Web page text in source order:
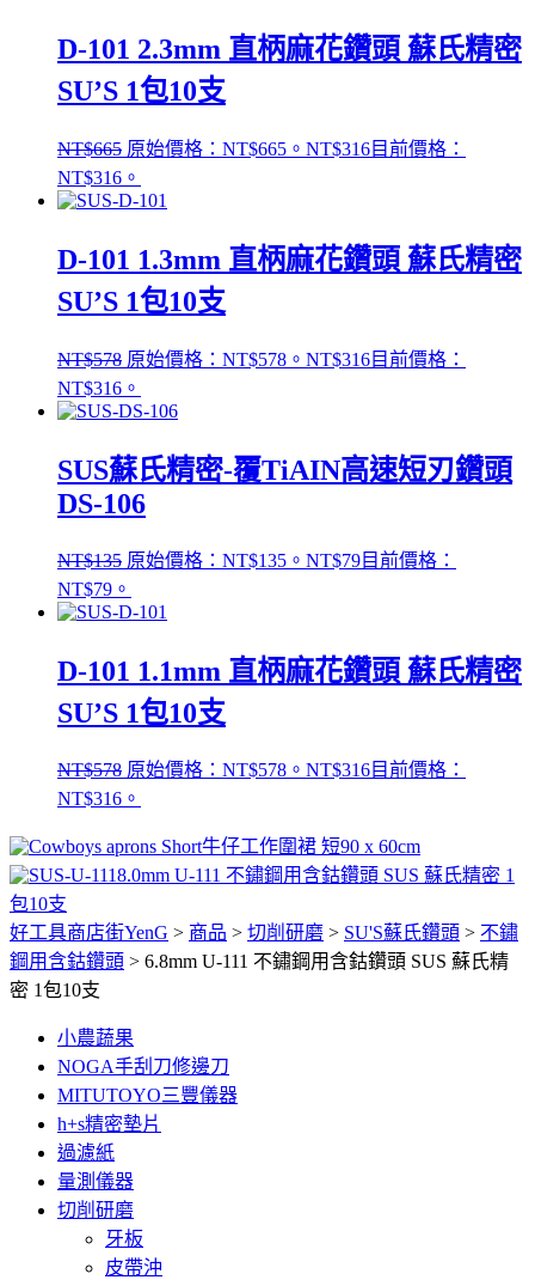
D-101 2.3mm 直柄麻花鑽頭 蘇氏精密
SU’S 1包10支
NT$665 原始價格：NT$665。 NT$316目前價格：
NT$316。
D-101 1.3mm 直柄麻花鑽頭 蘇氏精密
SU’S 1包10支
NT$578 原始價格：NT$578。 NT$316目前價格：
NT$316。
SUS蘇氏精密-覆TiAIN高速短刃鑽頭
DS-106
NT$135 原始價格：NT$135。 NT$79目前價格：
NT$79。
D-101 1.1mm 直柄麻花鑽頭 蘇氏精密
SU’S 1包10支
NT$578 原始價格：NT$578。 NT$316目前價格：
NT$316。
牛仔工作圍裙 短90 x 60cm
8.0mm U-111 不鏽鋼用含鈷鑽頭 SUS 蘇氏精密 1
包10支
好工具商店街YenG > 商品 > 切削研磨 > SU'S蘇氏鑽頭 > 不鏽
鋼用含鈷鑽頭 > 6.8mm U-111 不鏽鋼用含鈷鑽頭 SUS 蘇氏精
密 1包10支
小農蔬果
NOGA手刮刀修邊刀
MITUTOYO三豐儀器
h+s精密墊片
過濾紙
量測儀器
切削研磨
牙板
皮帶沖